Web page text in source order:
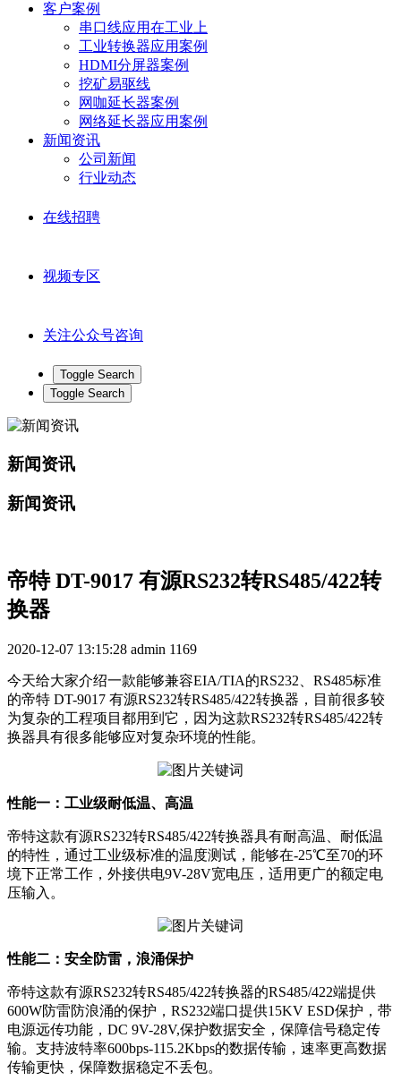
客户案例
串口线应用在工业上
工业转换器应用案例
HDMI分屏器案例
挖矿易驱线
网咖延长器案例
网络延长器应用案例
新闻资讯
公司新闻
行业动态
在线招聘
视频专区
关注公众号咨询
Toggle Search
Toggle Search
新闻资讯
新闻资讯
帝特 DT-9017 有源RS232转RS485/422转
换器
2020-12-07 13:15:28 admin 1169
今天给大家介绍一款能够兼容EIA/TIA的RS232、RS485标准
的帝特 DT-9017 有源RS232转RS485/422转换器，目前很多较
为复杂的工程项目都用到它，因为这款RS232转RS485/422转
换器具有很多能够应对复杂环境的性能。
性能一：工业级耐低温、高温
帝特这款有源RS232转RS485/422转换器具有耐高温、耐低温
的特性，通过工业级标准的温度测试，能够在-25℃至70的环
境下正常工作，外接供电9V-28V宽电压，适用更广的额定电
压输入。
性能二：安全防雷，浪涌保护
帝特这款有源RS232转RS485/422转换器的RS485/422端提供
600W防雷防浪涌的保护，RS232端口提供15KV ESD保护，带
电源远传功能，DC 9V-28V,保护数据安全，保障信号稳定传
输。支持波特率600bps-115.2Kbps的数据传输，速率更高数据
传输更快，保障数据稳定不丢包。